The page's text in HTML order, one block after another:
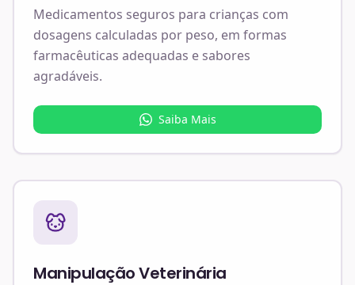
Medicamentos seguros para crianças com
dosagens calculadas por peso, em formas
farmacêuticas adequadas e sabores
agradáveis.
Saiba Mais
Manipulação Veterinária